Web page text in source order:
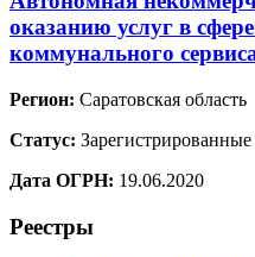
оказанию услуг в
коммунального
Регион: Саратовская область
Статус: Зарегистрированные
Дата ОГРН: 19.06.2020
Реестры